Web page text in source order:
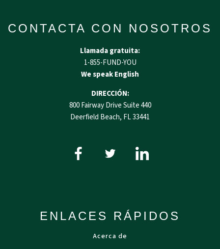
CONTACTA CON NOSOTROS
Llamada gratuita:
1-855-FUND-YOU
We speak English
DIRECCIÓN:
800 Fairway Drive Suite 440
Deerfield Beach, FL 33441
ENLACES RÁPIDOS
Acerca de